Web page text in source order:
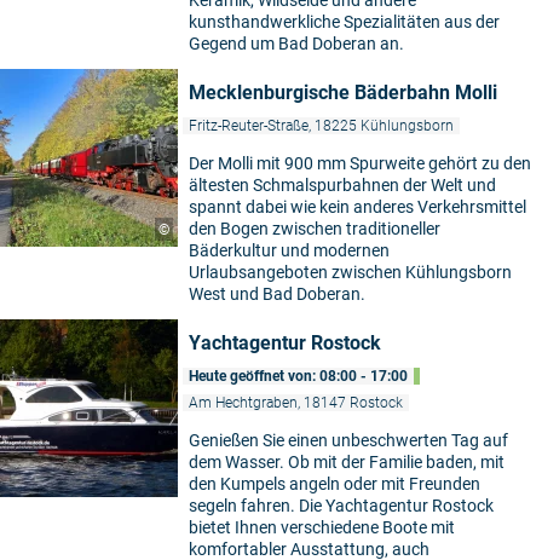
kunsthandwerkliche Spezialitäten aus der
Gegend um Bad Doberan an.
©
Mecklenburgische Bäderbahn Molli
Fritz-Reuter-Straße, 18225 Kühlungsborn
Der Molli mit 900 mm Spurweite gehört zu den
ältesten Schmalspurbahnen der Welt und
spannt dabei wie kein anderes Verkehrsmittel
den Bogen zwischen traditioneller
Bäderkultur und modernen
Urlaubsangeboten zwischen Kühlungsborn
West und Bad Doberan.
Yachtagentur Rostock
Heute geöffnet von: 08:00 - 17:00
Am Hechtgraben, 18147 Rostock
Genießen Sie einen unbeschwerten Tag auf
dem Wasser. Ob mit der Familie baden, mit
den Kumpels angeln oder mit Freunden
segeln fahren. Die Yachtagentur Rostock
bietet Ihnen verschiedene Boote mit
komfortabler Ausstattung, auch